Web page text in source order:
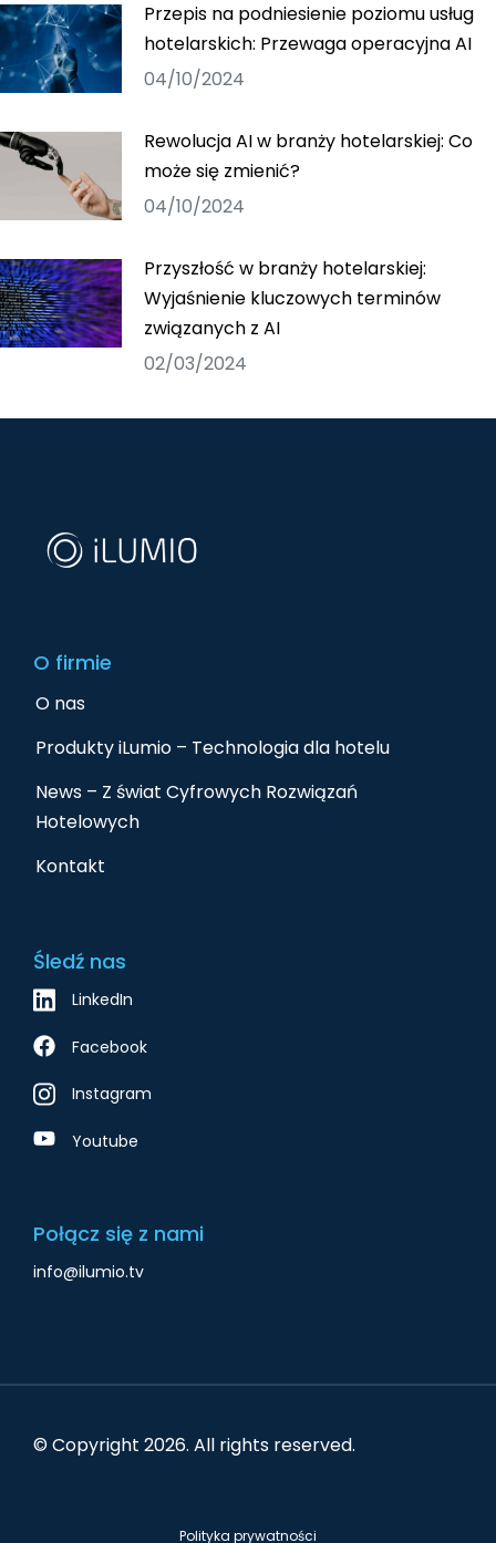
Przepis na podniesienie poziomu usług
hotelarskich: Przewaga operacyjna AI
04/10/2024
Rewolucja AI w branży hotelarskiej: Co
może się zmienić?
04/10/2024
Przyszłość w branży hotelarskiej:
Wyjaśnienie kluczowych terminów
związanych z AI
02/03/2024
O firmie
O nas
Produkty iLumio – Technologia dla hotelu
News – Z świat Cyfrowych Rozwiązań
Hotelowych
Kontakt
Śledź nas
LinkedIn
Facebook
Instagram
Youtube
Połącz się z nami
info@ilumio.tv
© Copyright 2026. All rights reserved.
Polityka prywatności